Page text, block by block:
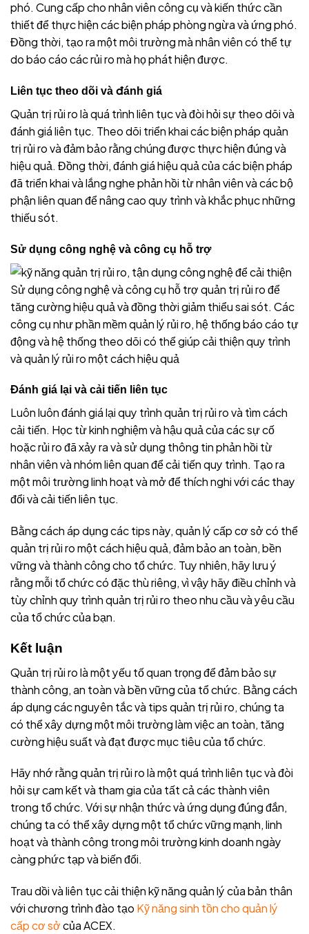
phó. Cung cấp cho nhân viên công cụ và kiến thức cần
thiết để thực hiện các biện pháp phòng ngừa và ứng phó.
Đồng thời, tạo ra một môi trường mà nhân viên có thể tự
do báo cáo các rủi ro mà họ phát hiện được.
Liên tục theo dõi và đánh giá
Quản trị rủi ro là quá trình liên tục và đòi hỏi sự theo dõi và
đánh giá liên tục. Theo dõi triển khai các biện pháp quản
trị rủi ro và đảm bảo rằng chúng được thực hiện đúng và
hiệu quả. Đồng thời, đánh giá hiệu quả của các biện pháp
đã triển khai và lắng nghe phản hồi từ nhân viên và các bộ
phận liên quan để nâng cao quy trình và khắc phục những
thiếu sót.
Sử dụng công nghệ và công cụ hỗ trợ
Sử dụng công nghệ và công cụ hỗ trợ quản trị rủi ro để
tăng cường hiệu quả và đồng thời giảm thiểu sai sót. Các
công cụ như phần mềm quản lý rủi ro, hệ thống báo cáo tự
động và hệ thống theo dõi có thể giúp cải thiện quy trình
và quản lý rủi ro một cách hiệu quả
Đánh giá lại và cải tiến liên tục
Luôn luôn đánh giá lại quy trình quản trị rủi ro và tìm cách
cải tiến. Học từ kinh nghiệm và hậu quả của các sự cố
hoặc rủi ro đã xảy ra và sử dụng thông tin phản hồi từ
nhân viên và nhóm liên quan để cải tiến quy trình. Tạo ra
một môi trường linh hoạt và mở để thích nghi với các thay
đổi và cải tiến liên tục.
Bằng cách áp dụng các tips này, quản lý cấp cơ sở có thể
quản trị rủi ro một cách hiệu quả, đảm bảo an toàn, bền
vững và thành công cho tổ chức. Tuy nhiên, hãy lưu ý
rằng mỗi tổ chức có đặc thù riêng, vì vậy hãy điều chỉnh và
tùy chỉnh quy trình quản trị rủi ro theo nhu cầu và yêu cầu
của tổ chức của bạn.
Kết luận
Quản trị rủi ro là một yếu tố quan trọng để đảm bảo sự
thành công, an toàn và bền vững của tổ chức. Bằng cách
áp dụng các nguyên tắc và tips quản trị rủi ro, chúng ta
có thể xây dựng một môi trường làm việc an toàn, tăng
cường hiệu suất và đạt được mục tiêu của tổ chức.
Hãy nhớ rằng quản trị rủi ro là một quá trình liên tục và đòi
hỏi sự cam kết và tham gia của tất cả các thành viên
trong tổ chức. Với sự nhận thức và ứng dụng đúng đắn,
chúng ta có thể xây dựng một tổ chức vững mạnh, linh
hoạt và thành công trong môi trường kinh doanh ngày
càng phức tạp và biến đổi.
Trau dồi và liên tục cải thiện kỹ năng quản lý của bản thân
với chương trình đào tạo Kỹ năng sinh tồn cho quản lý
cấp cơ sởcủa ACEX.